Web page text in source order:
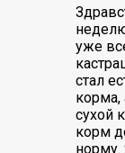
уже
стал
корма,
сухой
корм
норму.